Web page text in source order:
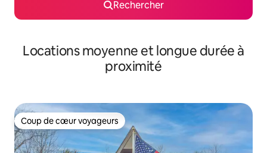
Rechercher
Locations moyenne et longue durée à
proximité
Coup de cœur voyageurs
Coup de cœur voyageurs